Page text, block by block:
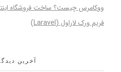
ووکامرس چیست؟ ساخت فروشگاه
فریم ورک لاراول (Laravel)
آخرین